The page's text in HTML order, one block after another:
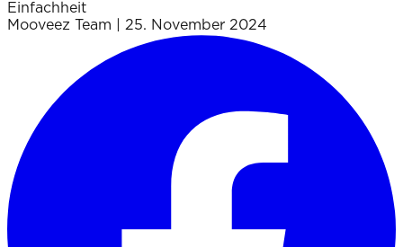
Einfachheit
Mooveez Team
25. November 2024